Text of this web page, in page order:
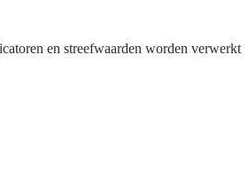
en streefwaarden worden verwerkt